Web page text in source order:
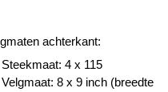
achterkant:
Steekmaat: 4 x 115
Velgmaat: 8 x 9 inch (breedte